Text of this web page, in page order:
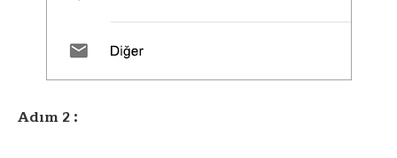
Adım 2 :